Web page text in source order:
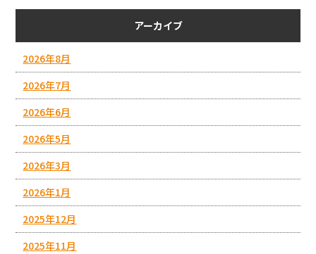
アーカイブ
2026年8月
2026年7月
2026年6月
2026年5月
2026年3月
2026年1月
2025年12月
2025年11月